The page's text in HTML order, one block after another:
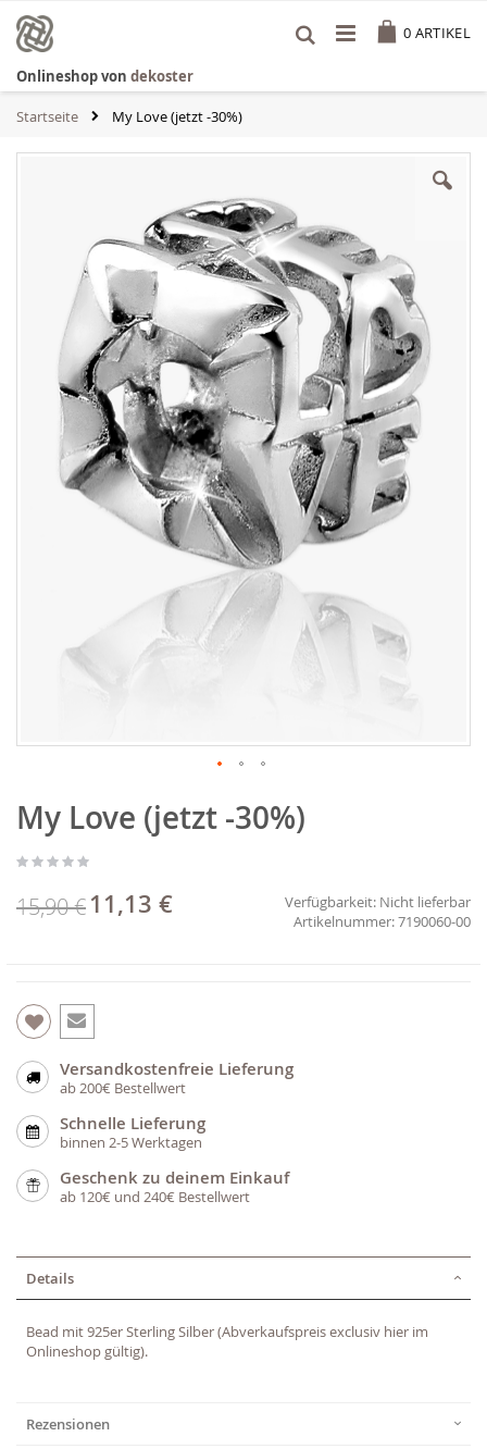
Inhalt
springen
0 ARTIKEL
Onlineshop von dekoster
Startseite My Love (jetzt -30%)
Anfang
der
springen
My Love (jetzt -30%)
15,90 € Sonderpreis
11,13 € Verfügbarkeit: Nicht lieferbar
7190060-00
Versandkostenfreie Lieferung
ab 200€ Bestellwert
Schnelle Lieferung
binnen 2-5 Werktagen
Geschenk zu deinem Einkauf
ab 120€ und 240€ Bestellwert
Details
Bead mit 925er Sterling Silber (Abverkaufspreis exclusiv hier im
Onlineshop gültig).
Rezensionen